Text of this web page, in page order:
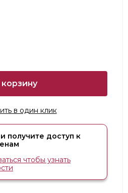
в один клик
получите доступ к
чтобы узнать